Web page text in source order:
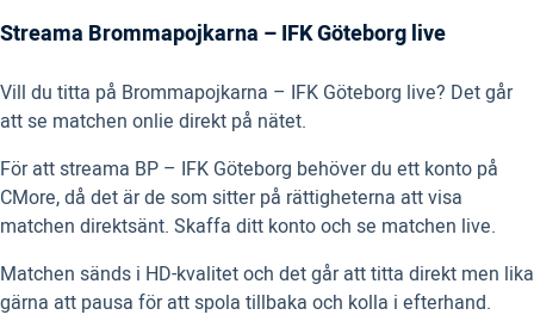
Streama Brommapojkarna – IFK Göteborg live
Vill du titta på Brommapojkarna – IFK Göteborg live? Det går
att se matchen onlie direkt på nätet.
För att streama BP – IFK Göteborg behöver du ett konto på
CMore, då det är de som sitter på rättigheterna att visa
matchen direktsänt. Skaffa ditt konto och se matchen live.
Matchen sänds i HD-kvalitet och det går att titta direkt men lika
gärna att pausa för att spola tillbaka och kolla i efterhand.